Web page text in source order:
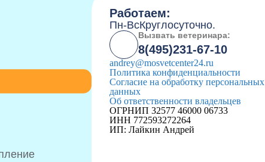
Работаем:
Пн-ВсКруглосуточно.
Вызвать ветеринара:
8(495)231-67-10
andrey@mosvetcenter24.ru
Политика конфиденциальности
Согласие на обработку персональных
данных
Об ответственности владельцев
ОГРНИП 32577 46000 06733
ИНН 772593272264
ИП: Лайкин Андрей